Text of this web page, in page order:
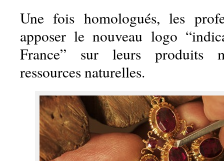
Une fois homologués, les
apposer le nouveau logo
France” sur leurs produits
ressources naturelles.